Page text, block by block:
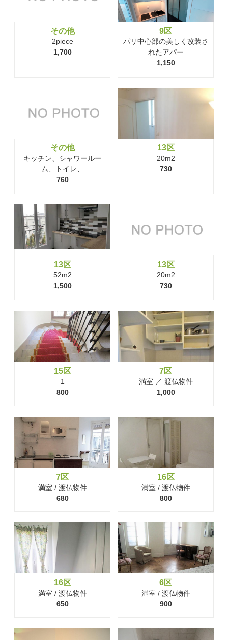
その他
2piece
1,700
9区
パリ中心部の美しく改装さ
れたアパー
1,150
その他
キッチン、シャワールー
ム、トイレ、
760
13区
20m2
730
13区
52m2
1,500
13区
20m2
730
15区
1
800
7区
満室 ／ 渡仏物件
1,000
7区
満室 / 渡仏物件
680
16区
満室 / 渡仏物件
800
16区
満室 / 渡仏物件
650
6区
満室 / 渡仏物件
900